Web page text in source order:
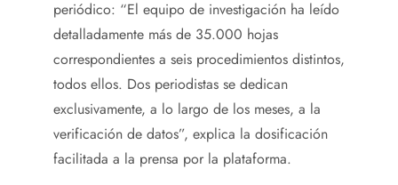
periódico: “El equipo de investigación ha leído
detalladamente más de 35.000 hojas
correspondientes a seis procedimientos distintos,
todos ellos. Dos periodistas se dedican
exclusivamente, a lo largo de los meses, a la
verificación de datos”, explica la dosificación
facilitada a la prensa por la plataforma.